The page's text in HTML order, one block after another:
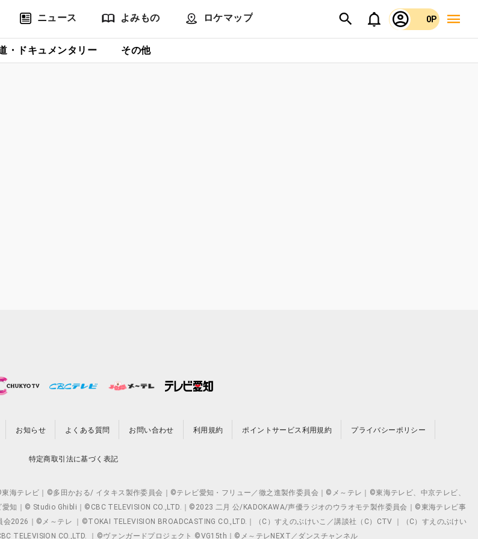
ニュース よみもの ロケマップ 0P
・ドキュメンタリー その他
お知らせ よくある質問 お問い合わせ 利用規約 ポイントサービス利用規約 プライバシーポリシー
特定商取引法に基づく表記
テレビ｜©多田かおる/ イタキス製作委員会｜©テレビ愛知・フリュー／徹之進製作委員会｜©メ～テレ｜©東海テレビ、中京テレビ、
知｜© Studio Ghibli｜©CBC TELEVISION CO.,LTD.｜©2023 二月 公/KADOKAWA/声優ラジオのウラオモテ製作委員会｜©東海テレビ事
｜©メ～テレ ｜©TOKAI TELEVISION BROADCASTING CO.,LTD.｜（C）すえのぶけいこ／講談社（C）CTV ｜（C）すえのぶけい
TELEVISION CO.,LTD. ｜©ヴァンガードプロジェクト ©VG15th｜©メ～テレNEXT／ダンスチャンネル